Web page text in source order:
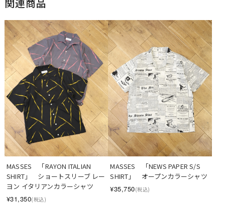
MASSES　「RAYON ITALIAN
SHIRT」　ショートスリーブ レー
ヨン イタリアンカラーシャツ
¥31,350(税込)
MASSES　「NEWS PAPER S/S
SHIRT」　オープンカラーシャツ
¥35,750(税込)